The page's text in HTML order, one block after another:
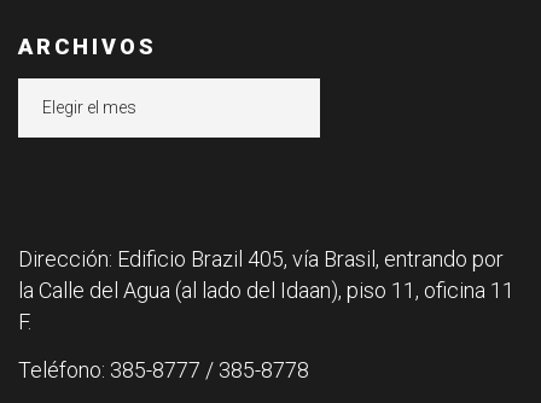
ARCHIVOS
Dirección: Edificio Brazil 405, vía Brasil, entrando por
la Calle del Agua (al lado del Idaan), piso 11, oficina 11
F.
Teléfono: 385-8777 / 385-8778